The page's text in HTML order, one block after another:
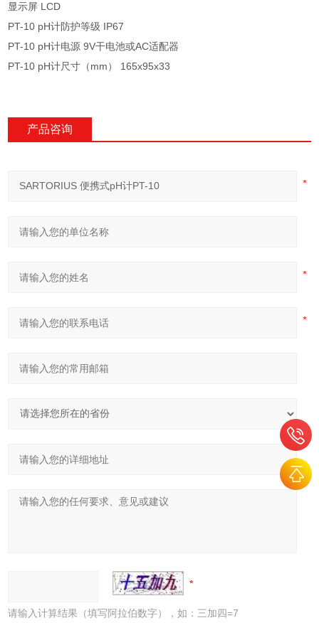
显示屏 LCD
PT-10 pH计防护等级 IP67
PT-10 pH计电源 9V干电池或AC适配器
PT-10 pH计尺寸（mm） 165x95x33
产品咨询
请输入计算结果（填写阿拉伯数字），如：三加四=7